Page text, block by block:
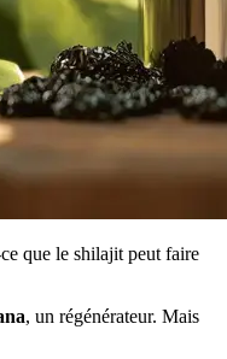
ce que le shilajit peut faire
, un régénérateur. Mais